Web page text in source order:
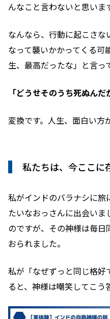
んなこと言わないと思いま
なんなら、行動に起こさな
なって襲いかかってくる可
生、最高だったな」と言
「どうせそのうち死ぬんだ
変換です。人生、面白い方
私たちは、今ここに
私がインドのバラナシに
たいなおっさんに出会い
のですが、その神様は毎
おられました。
私が「なぜずっと同じ格
ると、神様は嘲笑してこう